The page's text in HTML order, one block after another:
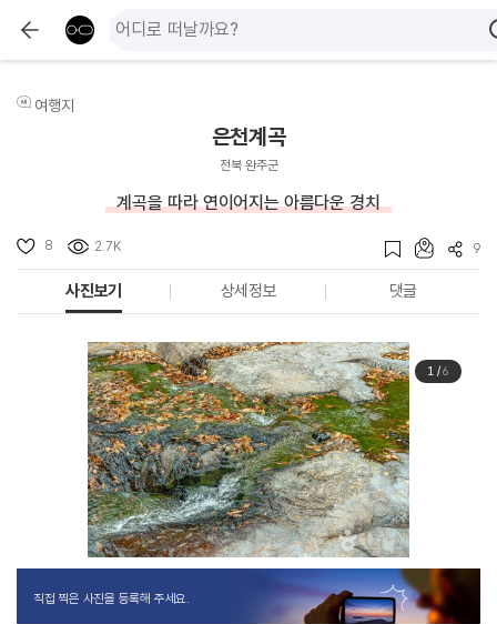
여행지
은천계곡
전북 완주군
계곡을 따라 연이어지는 아름다운 경치
8 2.7K 9
사진보기 상세정보 댓글
1/6
직접 찍은 사진을 등록해 주세요.